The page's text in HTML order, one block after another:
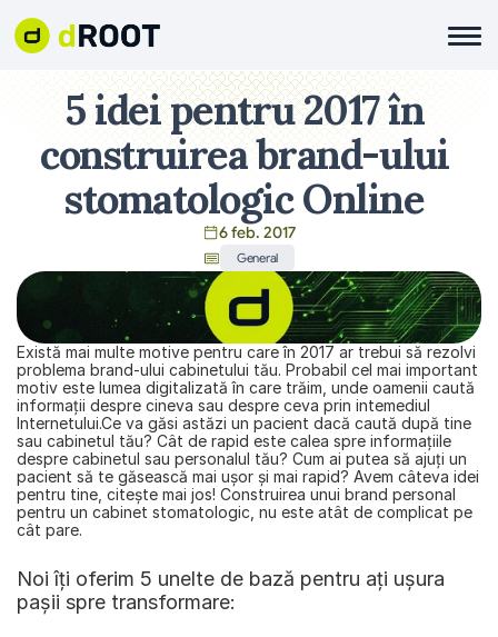
5 idei pentru 2017 în
construirea brand-ului
stomatologic Online
6 feb. 2017
General
Există mai multe motive pentru care în 2017 ar trebui să rezolvi
problema brand-ului cabinetului tău. Probabil cel mai important
motiv este lumea digitalizată în care trăim, unde oamenii caută
informații despre cineva sau despre ceva prin intemediul
Internetului.Ce va găsi astăzi un pacient dacă caută după tine
sau cabinetul tău? Cât de rapid este calea spre informațiile
despre cabinetul sau personalul tău? Cum ai putea să ajuți un
pacient să te găsească mai ușor și mai rapid? Avem câteva idei
pentru tine, citește mai jos! Construirea unui brand personal
pentru un cabinet stomatologic, nu este atât de complicat pe
cât pare.
Noi îți oferim 5 unelte de bază pentru ați ușura
pașii spre transformare: